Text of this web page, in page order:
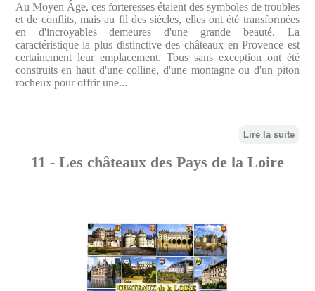
Au Moyen Âge, ces forteresses étaient des symboles de troubles
et de conflits, mais au fil des siècles, elles ont été transformées
en d'incroyables demeures d'une grande beauté. La
caractéristique la plus distinctive des châteaux en Provence est
certainement leur emplacement. Tous sans exception ont été
construits en haut d'une colline, d'une montagne ou d'un piton
rocheux pour offrir une...
Lire la suite
11 - Les châteaux des Pays de la Loire